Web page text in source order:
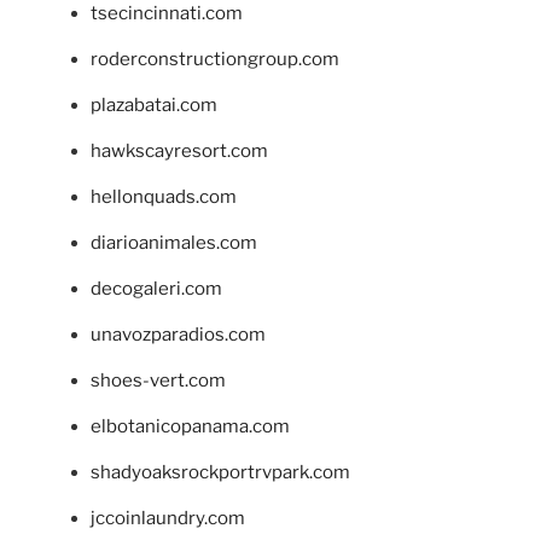
tsecincinnati.com
roderconstructiongroup.com
plazabatai.com
hawkscayresort.com
hellonquads.com
diarioanimales.com
decogaleri.com
unavozparadios.com
shoes-vert.com
elbotanicopanama.com
shadyoaksrockportrvpark.com
jccoinlaundry.com